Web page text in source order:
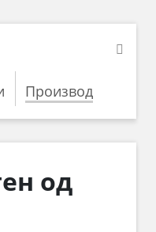
Производ
од